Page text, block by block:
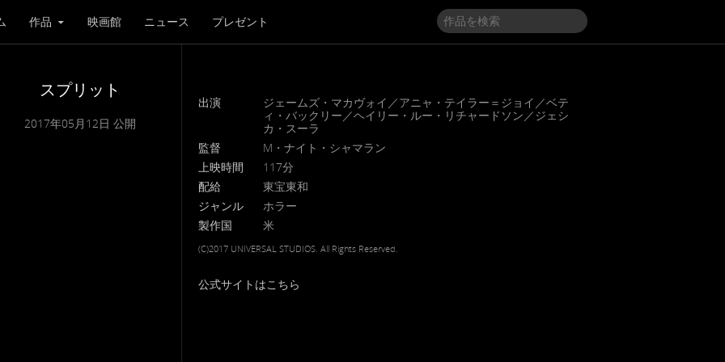
作品 映画館 ニュース プレゼント
スプリット
2017年05月12日 公開
出演
ジェームズ・マカヴォイ／アニャ・テイラー＝ジョイ／ベテ
ィ・バックリー／ヘイリー・ルー・リチャードソン／ジェシ
カ・スーラ
監督
M・ナイト・シャマラン
上映時間
117分
配給
東宝東和
ジャンル
ホラー
製作国
米
(C)2017 UNIVERSAL STUDIOS. All Rights Reserved.
公式サイトはこちら